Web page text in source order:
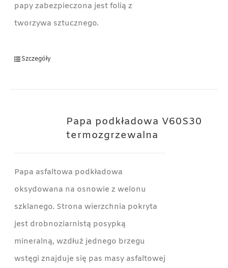
papy zabezpieczona jest folią z
tworzywa sztucznego.
Szczegóły
Papa podkładowa V60S30
termozgrzewalna
Papa asfaltowa podkładowa
oksydowana na osnowie z welonu
szklanego. Strona wierzchnia pokryta
jest drobnoziarnistą posypką
mineralną, wzdłuż jednego brzegu
wstęgi znajduje się pas masy asfaltowej